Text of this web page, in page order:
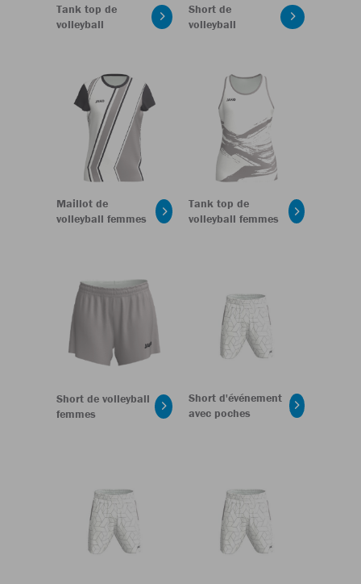
Tank top de
volleyball
Short de
volleyball
Maillot de
volleyball femmes
Tank top de
volleyball femmes
Short de volleyball
femmes
Short d'événement
avec poches